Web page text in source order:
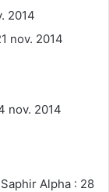
2014
nov. 2014
nov. 2014
Alpha : 28